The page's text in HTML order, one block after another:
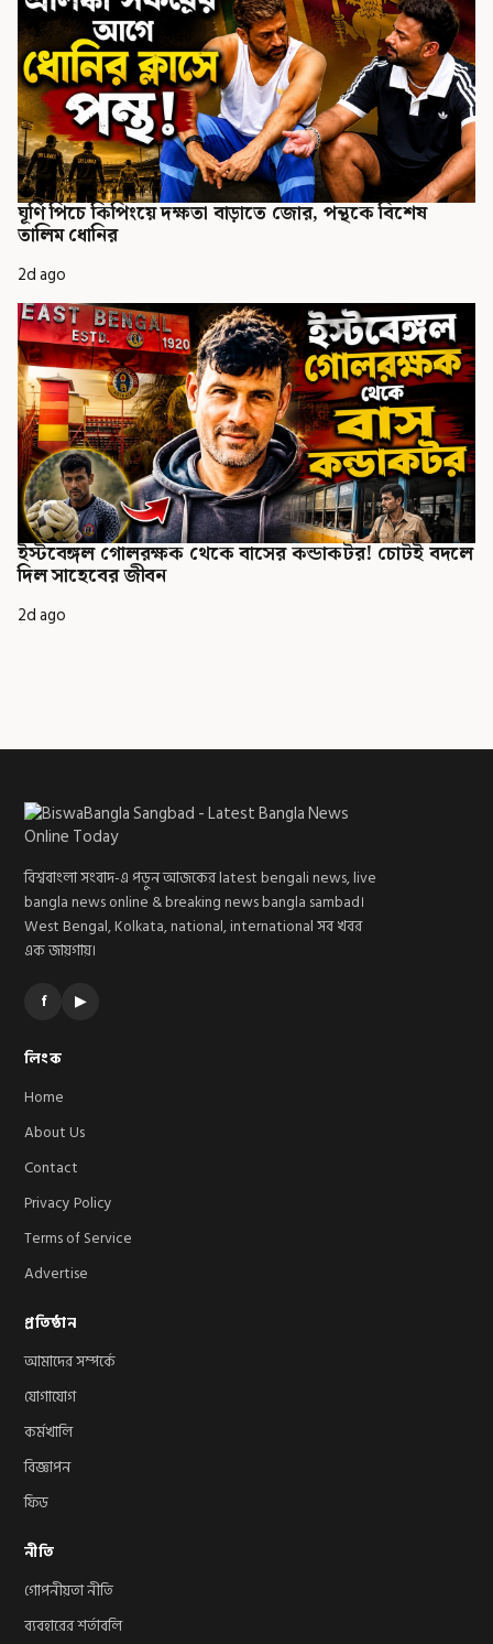
ঘূর্ণি পিচে কিপিংয়ে দক্ষতা বাড়াতে জোর, পন্থকে বিশেষ
তালিম ধোনির
2d ago
ইস্টবেঙ্গল গোলরক্ষক থেকে বাসের কন্ডাকটর! চোটই বদলে
দিল সাহেবের জীবন
2d ago
বিশ্ববাংলা সংবাদ-এ পড়ুন আজকের latest bengali news, live
bangla news online & breaking news bangla sambad।
West Bengal, Kolkata, national, international সব খবর
এক জায়গায়।
f ▶
লিংক
Home
About Us
Contact
Privacy Policy
Terms of Service
Advertise
প্রতিষ্ঠান
আমাদের সম্পর্কে
যোগাযোগ
কর্মখালি
বিজ্ঞাপন
ফিড
নীতি
গোপনীয়তা নীতি
ব্যবহারের শর্তাবলি